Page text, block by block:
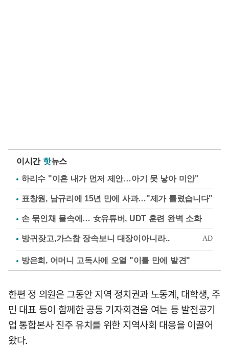
이시간 핫뉴스
하리수 "이혼 내가 먼저 제안…아기 못 낳아 미안"
표창원, 남규리에 15년 만에 사과…"제가 틀렸습니다"
손 묶인채 물속에… 女유튜버, UDT 훈련 완벽 소화
방은희, 어머니 고독사에 오열 "이틀 만에 발견"
한편 정 의원은 그동안 지역 정치권과 노동계, 대학생, 주
민 대표 등이 함께한 공동 기자회견을 여는 등 발전공기
업 통합본사 진주 유치를 위한 지역사회 대응을 이끌어
왔다.